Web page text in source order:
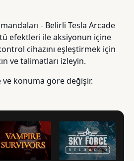
- Belirli Tesla Arcade
efektleri ile aksiyonun içine
cihazını eşleştirmek için
ve talimatları izleyin.
konuma göre değişir.